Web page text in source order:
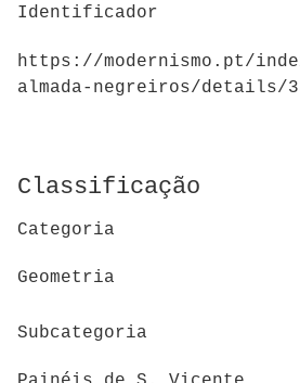
Identificador
https://modernismo.pt/
almada-negreiros/details/
Classificação
Categoria
Geometria
Subcategoria